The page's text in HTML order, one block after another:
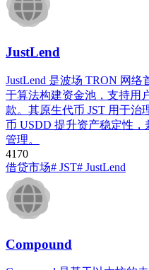
JustLend
JustLend 是波场 TRON 网
于算法构建资金池，支持用
款。其原生代币 JST 用于治
币 USDD 提升资产稳定性
管理。
4170
借贷市场# JST# JustLend
Compound